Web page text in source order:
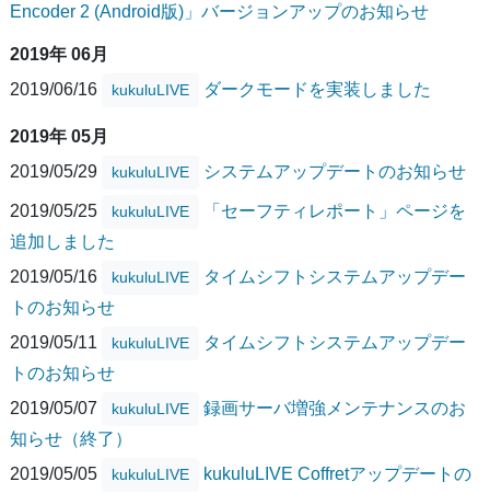
Encoder 2 (Android版)」バージョンアップのお知らせ
2019年 06月
2019/06/16
kukuluLIVE ダークモードを実装しました
2019年 05月
2019/05/29
kukuluLIVE システムアップデートのお知らせ
2019/05/25 kukuluLIVE
「セーフティレポート」ページを
追加しました
2019/05/16
kukuluLIVE
タイムシフトシステムアップデー
トのお知らせ
2019/05/11
kukuluLIVE
タイムシフトシステムアップデー
トのお知らせ
2019/05/07
kukuluLIVE
録画サーバ増強メンテナンスのお
知らせ（終了）
2019/05/05
kukuluLIVE
kukuluLIVE Coffretアップデートの